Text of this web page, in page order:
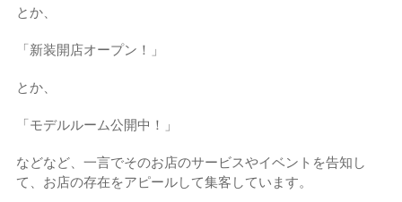
とか、
「新装開店オープン！」
とか、
「モデルルーム公開中！」
などなど、一言でそのお店のサービスやイベントを告知し
て、お店の存在をアピールして集客しています。